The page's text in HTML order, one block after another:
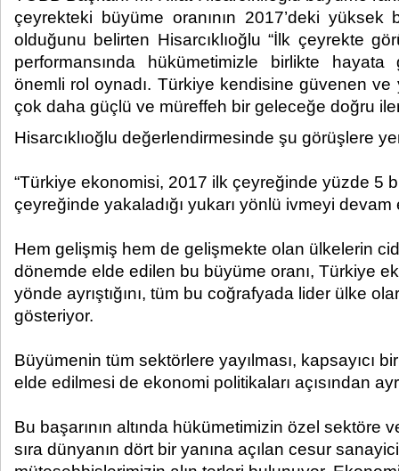
çeyrekteki büyüme oranının 2017’deki
olduğunu belirten Hisarcıklıoğlu “İlk çeyrekte
performansında hükümetimizle birlikte
önemli rol oynadı. Türkiye kendisine güvenen ve
çok daha güçlü ve müreffeh bir geleceğe doğru
Hisarcıklıoğlu değerlendirmesinde şu görüşlere
“Türkiye ekonomisi, 2017 ilk çeyreğinde yüzde 5
çeyreğinde yakaladığı yukarı yönlü ivmeyi devam
Hem gelişmiş hem de gelişmekte olan ülkelerin
dönemde elde edilen bu büyüme oranı, Türkiye
yönde ayrıştığını, tüm bu coğrafyada lider ülke
gösteriyor.
Büyümenin tüm sektörlere yayılması, kapsayıcı
elde edilmesi de ekonomi politikaları açısından
Bu başarının altında hükümetimizin özel sektöre
sıra dünyanın dört bir yanına açılan cesur